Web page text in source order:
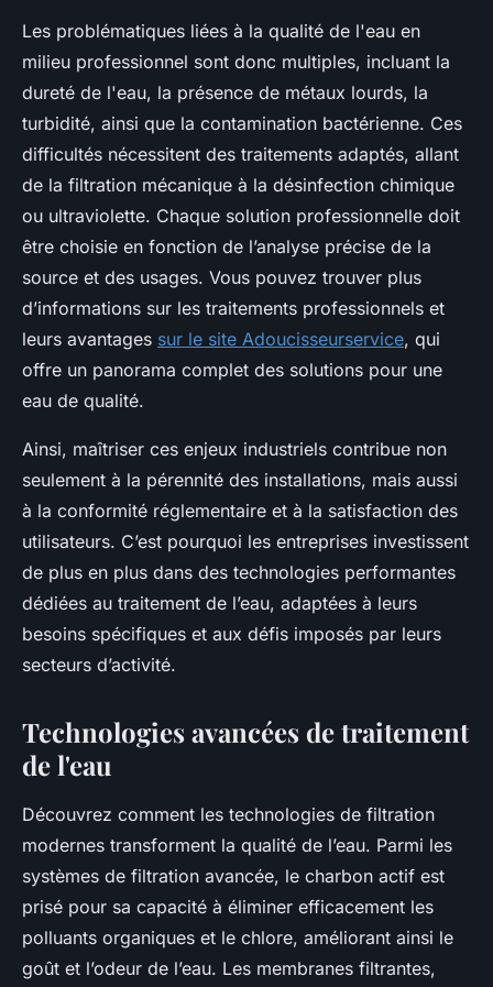
Les problématiques liées à la qualité de l'eau en
milieu professionnel sont donc multiples, incluant la
dureté de l'eau, la présence de métaux lourds, la
turbidité, ainsi que la contamination bactérienne. Ces
difficultés nécessitent des traitements adaptés, allant
de la filtration mécanique à la désinfection chimique
ou ultraviolette. Chaque solution professionnelle doit
être choisie en fonction de l’analyse précise de la
source et des usages. Vous pouvez trouver plus
d’informations sur les traitements professionnels et
leurs avantages sur le site Adoucisseurservice, qui
offre un panorama complet des solutions pour une
eau de qualité.
Ainsi, maîtriser ces enjeux industriels contribue non
seulement à la pérennité des installations, mais aussi
à la conformité réglementaire et à la satisfaction des
utilisateurs. C’est pourquoi les entreprises investissent
de plus en plus dans des technologies performantes
dédiées au traitement de l’eau, adaptées à leurs
besoins spécifiques et aux défis imposés par leurs
secteurs d’activité.
Technologies avancées de traitement
de l'eau
Découvrez comment les technologies de filtration
modernes transforment la qualité de l’eau. Parmi les
systèmes de filtration avancée, le charbon actif est
prisé pour sa capacité à éliminer efficacement les
polluants organiques et le chlore, améliorant ainsi le
goût et l’odeur de l’eau. Les membranes filtrantes,